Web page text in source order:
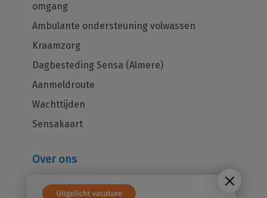
omgang
Ambulante ondersteuning volwassen
Kraamzorg
Dagbesteding Sensa (Almere)
Aanmeldroute
Wachttijden
Sensakaart
Over ons